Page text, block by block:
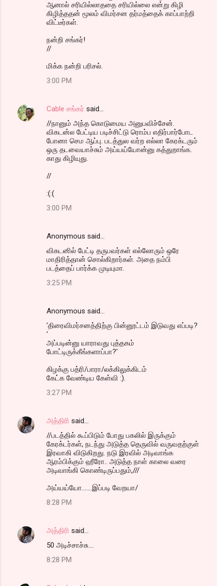
ஆனால் சரியில்லாததை சரியில்லை என்று கிழி
கிழித்ததன் மூலம் விமர்சன தர்மத்தைக் காப்பாற்றி
விட்டீர்கள்.
நன்றி சங்கர்!
//
மிக்க நன்றி பரிசல்.
3:00 PM
Cable சங்கர் said…
//நானும் அந்த கொடுமைய அனுபவிச்சேன்.
விகடன்ல பேட்டிய படிச்சிட்டு ரொம்ப எதிர்பார்போட
போனா செம ஆப்பு. படத்துல வர்ற எல்லா கேரக்டரும்
ஒரு தடவையாச்சும் அய்யய்யோன்னு கத்துறாங்க.
காது கிழியுது.
//
:(:(
3:00 PM
Anonymous said…
விகடனில் பேட்டி தருபவர்கள் எல்லோரும் ஒரே
மாதிரித்தான் சொல்கிறார்கள். அதை நம்பி
படத்தைப் பார்க்க முடியுமா.
3:25 PM
Anonymous said…
'திரைவிமர்சனத்திற்கு பின்னூட்டம் இடுவது எப்படி?
'
அப்படின்னு யாராவது புத்தகம்
போட்டிருக்கீங்களாப்பா?'
கிழக்கு பத்ரி/பாரா/லக்கிலுக்கிடம்
கேட்க வேண்டிய கேள்வி :).
3:27 PM
அத்திரி said…
//படத்தில் கூப்பிடும் போது பகலில் இருக்கும்
கேரக்டர்கள், நடந்து அடுத்த தெருவில் வருவதற்குள்
இரவாகி விடுகிறது. நடு இரவில் அடிவாங்க
ஆரம்பிக்கும் ஹீரோ.. அடுத்த நாள் காலை வரை
அடிவாங்கி கொண்டிருப்பதும்,///
அய்யய்யோ.......இப்படி வேறயா/
8:28 PM
அத்திரி said…
50 அடிச்சாச்சு....
8:28 PM